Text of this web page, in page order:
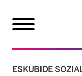
ESKUBIDE